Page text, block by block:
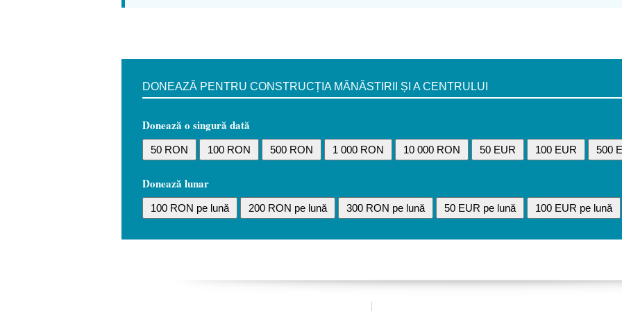
DONEAZĂ PENTRU CONSTRUCȚIA MĂNĂSTIRII ȘI A CENTRULUI
Donează o singură dată
50 RON 100 RON 500 RON 1 000 RON 10 000 RON 50 EUR 100 EUR 500
Donează lunar
100 RON pe lună 200 RON pe lună 300 RON pe lună 50 EUR pe lună 100 EUR pe lună